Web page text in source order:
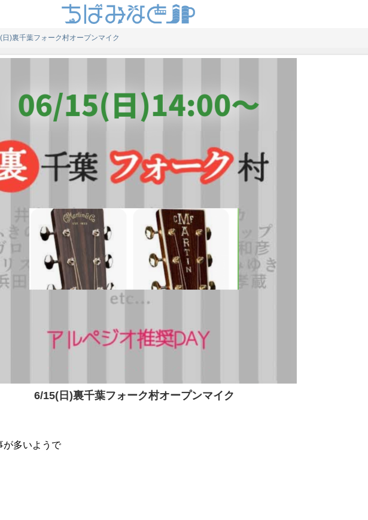
日)裏千葉フォーク村オープンマイク
6/15(日)裏千葉フォーク村オープンマイク
が多いようで